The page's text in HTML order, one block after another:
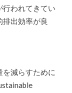
行われてきてい
排出効率が良
減らすために